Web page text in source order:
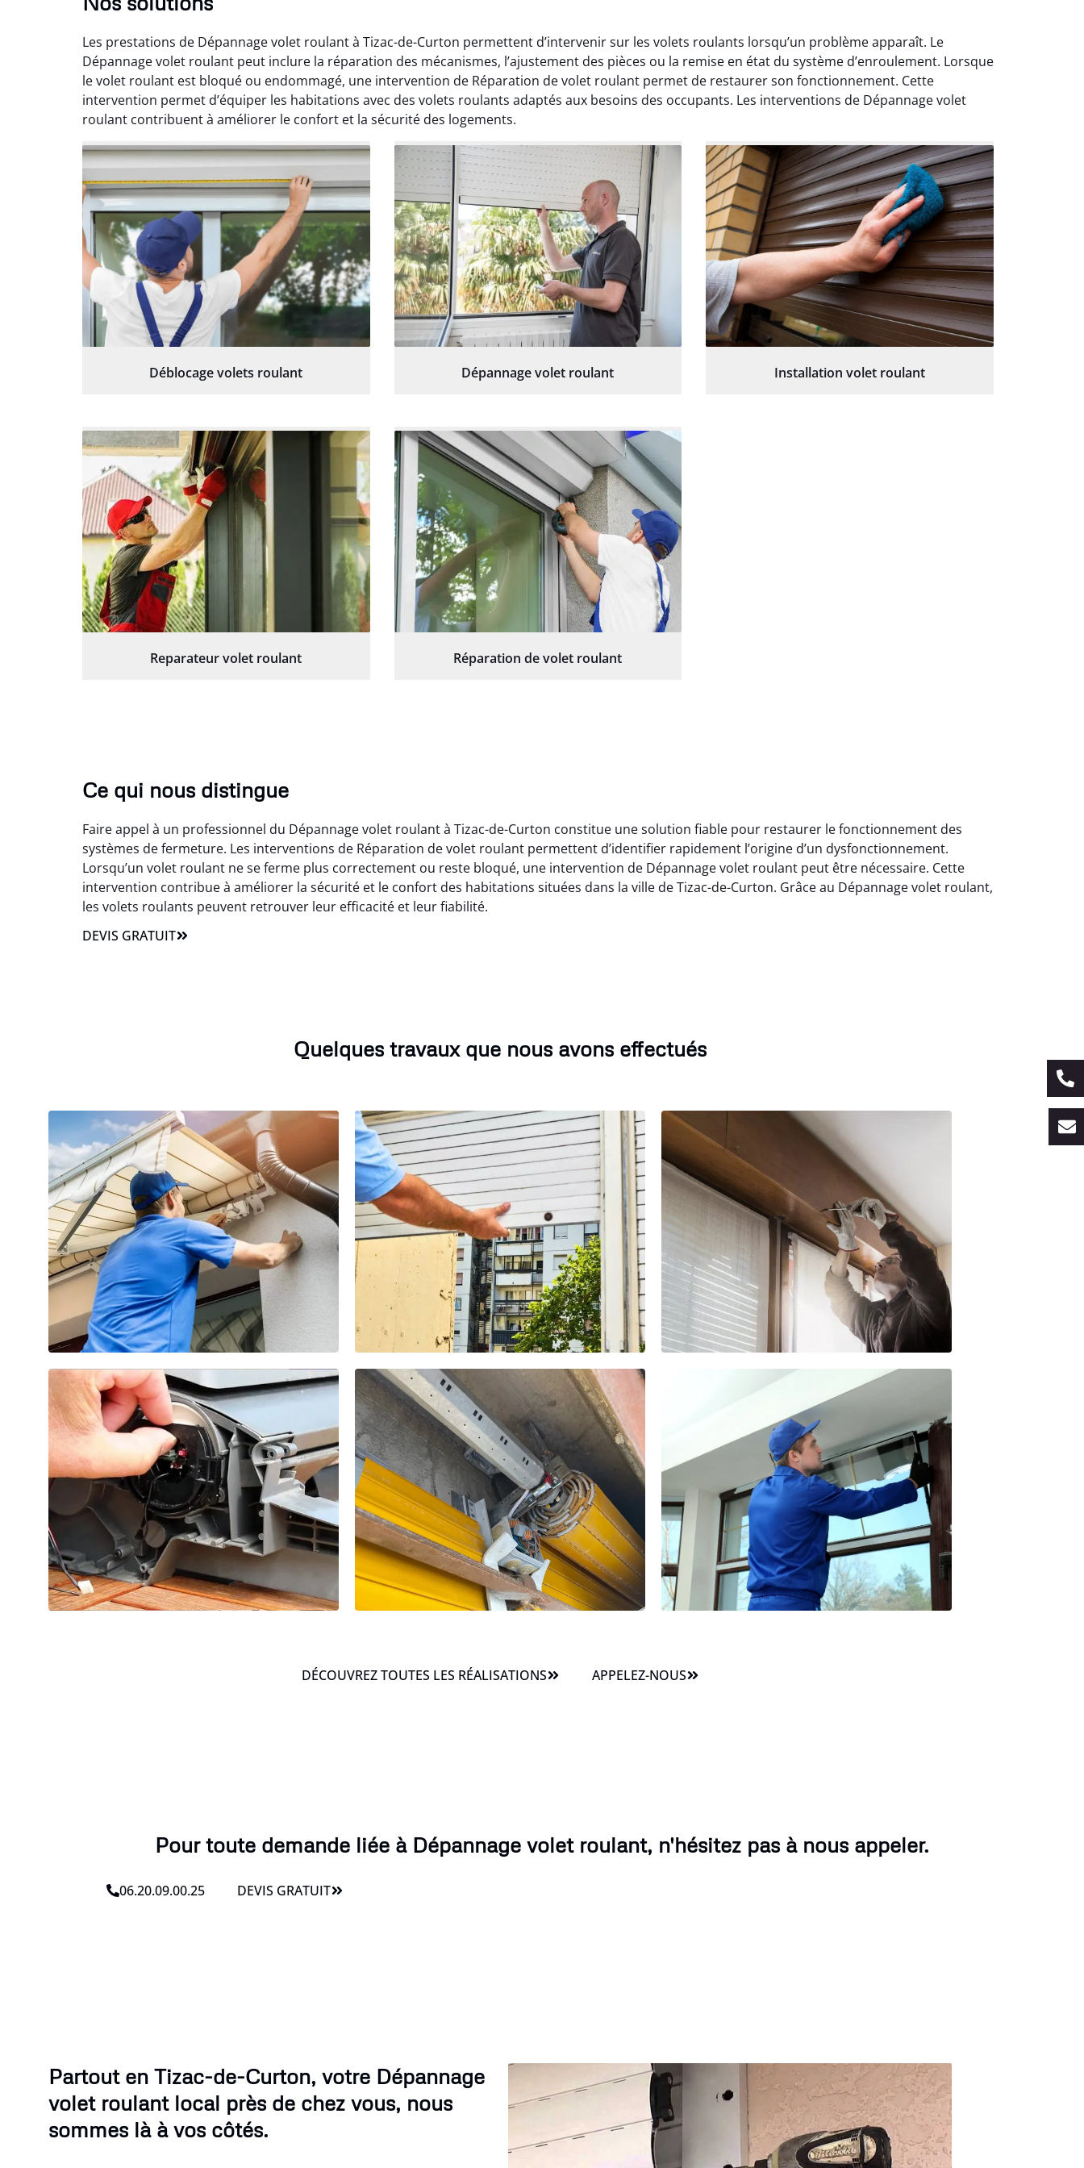
Les prestations de Dépannage volet roulant à Tizac-de-Curton permettent d’intervenir sur les volets roulants lorsqu’un problème apparaît. Le
Dépannage volet roulant peut inclure la réparation des mécanismes, l’ajustement des pièces ou la remise en état du système d’enroulement. Lorsque
le volet roulant est bloqué ou endommagé, une intervention de Réparation de volet roulant permet de restaurer son fonctionnement. Cette
intervention permet d’équiper les habitations avec des volets roulants adaptés aux besoins des occupants. Les interventions de Dépannage volet
roulant contribuent à améliorer le confort et la sécurité des logements.
Déblocage volets roulant Dépannage volet roulant Installation volet roulant
Reparateur volet roulant Réparation de volet roulant
Ce qui nous distingue
Faire appel à un professionnel du Dépannage volet roulant à Tizac-de-Curton constitue une solution fiable pour restaurer le fonctionnement des
systèmes de fermeture. Les interventions de Réparation de volet roulant permettent d’identifier rapidement l’origine d’un dysfonctionnement.
Lorsqu’un volet roulant ne se ferme plus correctement ou reste bloqué, une intervention de Dépannage volet roulant peut être nécessaire. Cette
intervention contribue à améliorer la sécurité et le confort des habitations situées dans la ville de Tizac-de-Curton. Grâce au Dépannage volet roulant,
les volets roulants peuvent retrouver leur efficacité et leur fiabilité.
DEVIS GRATUIT
Quelques travaux que nous avons effectués
DÉCOUVREZ TOUTES LES RÉALISATIONS APPELEZ-NOUS
Pour toute demande liée à Dépannage volet roulant, n'hésitez pas à nous appeler.
06.20.09.00.25 DEVIS GRATUIT
Partout en Tizac-de-Curton, votre Dépannage
volet roulant local près de chez vous, nous
sommes là à vos côtés.